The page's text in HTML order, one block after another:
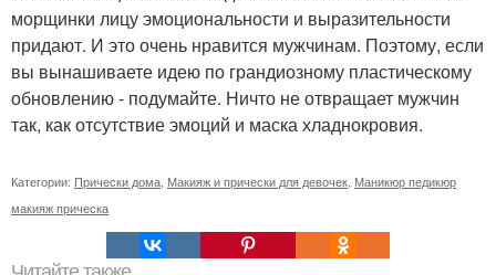
морщинки лицу эмоциональности и выразительности
придают. И это очень нравится мужчинам. Поэтому, если
вы вынашиваете идею по грандиозному пластическому
обновлению - подумайте. Ничто не отвращает мужчин
так, как отсутствие эмоций и маска хладнокровия.
Категории: Прически дома, Макияж и прически для девочек, Маникюр педикюр
макияж прическа